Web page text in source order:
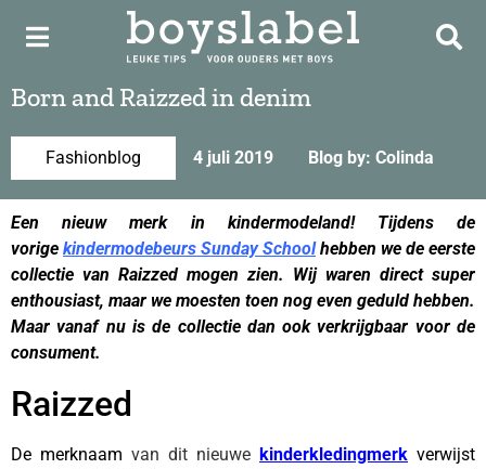
Born and Raizzed in denim
Fashionblog 4 juli 2019 Blog by: Colinda
Een nieuw merk in kindermodeland! Tijdens de
vorige kindermodebeurs Sunday Schoolhebben we de eerste
collectie van Raizzed mogen zien. Wij waren direct super
enthousiast, maar we moesten toen nog even geduld hebben.
Maar vanaf nu is de collectie dan ook verkrijgbaar voor de
consument.
Raizzed
De merknaam van dit nieuwe kinderkledingmerk verwijst